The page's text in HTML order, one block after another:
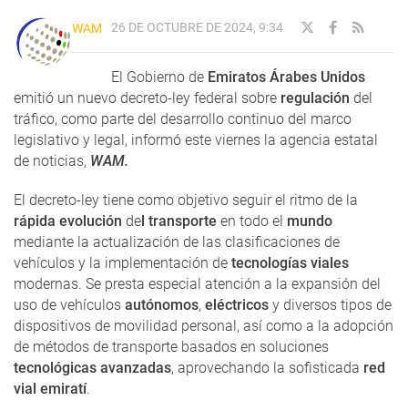
WAM 26 DE OCTUBRE DE 2024, 9:34
El Gobierno de Emiratos Árabes Unidos
emitió un nuevo decreto-ley federal sobre regulación del
tráfico, como parte del desarrollo continuo del marco
legislativo y legal, informó este viernes la agencia estatal
de noticias, WAM.
El decreto-ley tiene como objetivo seguir el ritmo de la
rápida evolución de l transporte en todo el mundo
mediante la actualización de las clasificaciones de
vehículos y la implementación de tecnologías viales
modernas. Se presta especial atención a la expansión del
uso de vehículos autónomos, eléctricos y diversos tipos de
dispositivos de movilidad personal, así como a la adopción
de métodos de transporte basados ​​en soluciones
tecnológicas avanzadas, aprovechando la sofisticada red
vial emiratí.